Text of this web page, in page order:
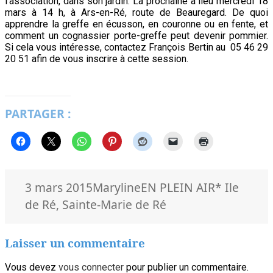
mars à 14 h, à Ars-en-Ré, route de Beauregard. De quoi
apprendre la greffe en écusson, en couronne ou en fente, et
comment un cognassier porte-greffe peut devenir pommier.
Si cela vous intéresse, contactez François Bertin au 05 46 29
20 51 afin de vous inscrire à cette session.
PARTAGER :
Publié
le
3 mars 2015Auteur
MarylineCatégories
EN PLEIN AIRMots-
* Ile
de Ré, Sainte-Marie de Ré
Laisser un commentaire
Vous devez vous connecter pour publier un commentaire.